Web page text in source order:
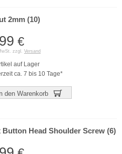
2mm (10)
€
zzgl. Versand
auf Lager
ca. 7 bis 10 Tage*
den Warenkorb
Button Head Shoulder Screw (6)